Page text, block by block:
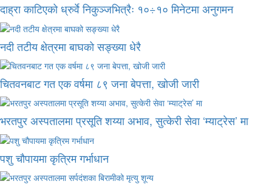
दाह्रा काटिएको ध्रुर्वे निकुञ्जभित्रैः १०÷१० मिनेटमा अनुगमन
नदी तटीय क्षेत्रमा बाघको सङ्ख्या धेरै
चितवनबाट गत एक वर्षमा ८९ जना बेपत्ता, खोजी जारी
भरतपुर अस्पतालमा प्रसूति शय्या अभाव, सुत्केरी सेवा ‘म्याट्रेस’ मा
पशु चौपायमा कृत्रिम गर्भाधान